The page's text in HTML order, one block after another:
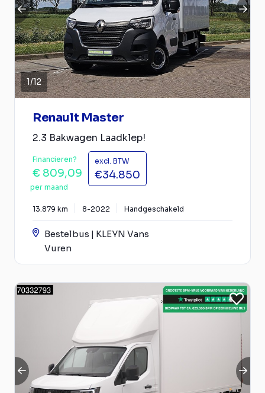
1/12
Renault Master
2.3 Bakwagen Laadklep!
Financieren?
€ 809,09
per maand
excl. BTW
€34.850
13.879 km 8-2022 Handgeschakeld
Bestelbus | KLEYN Vans
Vuren